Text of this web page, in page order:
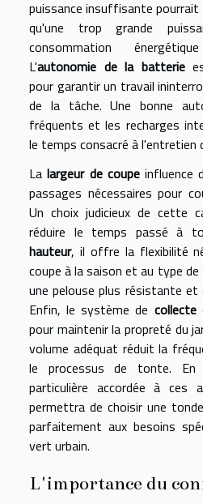
puissance insuffisante
qu'une trop grande
consommation
L'autonomie de la batterie
pour garantir un travail
de la tâche. Une bonne
fréquents et les recharges
le temps consacré à l'entretien
Lalargeur de coupeinfluence
passages nécessaires pour
Un choix judicieux de cette
réduire le temps passé à
hauteur, il offre la flexibilité
coupe à la saison et au type
une pelouse plus résistante
Enfin, le système de collecte
pour maintenir la propreté du
volume adéquat réduit la
le processus de tonte. En
particulière accordée à ces
permettra de choisir une
parfaitement aux besoins
vert urbain.
L'importance du